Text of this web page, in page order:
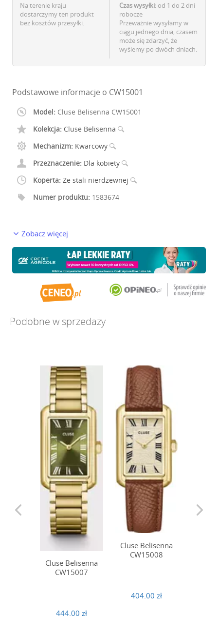
Na terenie kraju
dostarczymy ten produkt
bez kosztów przesyłki.
Czas wysyłki: od 1 do 2 dni
robocze
Przeważnie wysyłamy w
ciągu jednego dnia, czasem
może się zdarzyć, że
wyślemy po dwóch dniach.
Podstawowe informacje o CW15001
Model: Cluse Belisenna CW15001
Kolekcja: Cluse Belisenna
Mechanizm: Kwarcowy
Przeznaczenie: Dla kobiety
Koperta: Ze stali nierdzewnej
Numer produktu: 1583674
Zobacz więcej
Podobne w sprzedaży
Cluse Belisenna
CW15007
444.00 zł
Cluse Belisenna
CW15008
404.00 zł